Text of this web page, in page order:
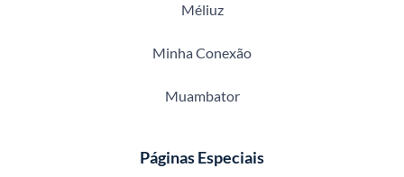
Méliuz
Minha Conexão
Muambator
Páginas Especiais